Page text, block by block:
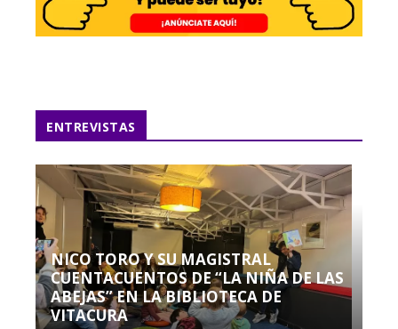
ENTREVISTAS
NICO TORO Y SU MAGISTRAL
CUENTACUENTOS DE “LA NIÑA DE LAS
ABEJAS” EN LA BIBLIOTECA DE
VITACURA